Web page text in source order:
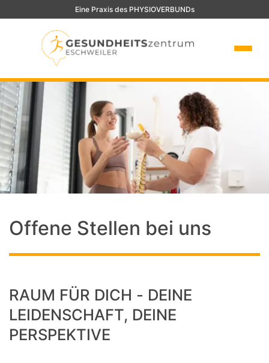
Eine Praxis des PHYSIOVERBUNDs
Offene Stellen bei uns
RAUM FÜR DICH - DEINE
LEIDENSCHAFT, DEINE
PERSPEKTIVE